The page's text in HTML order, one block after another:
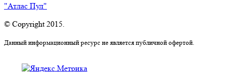
"Атлас Пул"
© Copyright 2015.
Данный информационный ресурс не является публичной офертой.